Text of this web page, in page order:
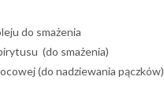
do smażenia
(do smażenia)
(do nadziewania pączków)